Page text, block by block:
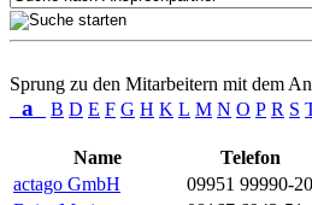
Sprung zu den Mitarbeitern mit dem
a B D E F G H K L M N O P R S
Name
Telefon
actago GmbH
09951 99990-20